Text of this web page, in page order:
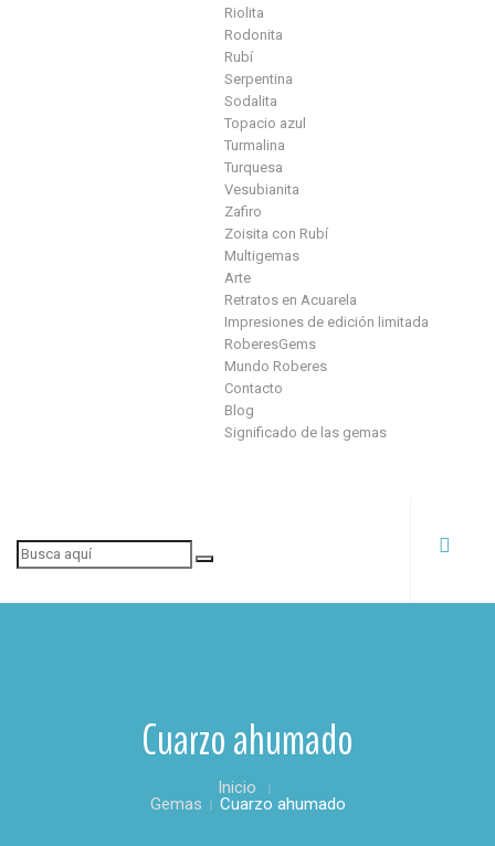
Riolita
Rodonita
Rubí
Serpentina
Sodalita
Topacio azul
Turmalina
Turquesa
Vesubianita
Zafiro
Zoisita con Rubí
Multigemas
Arte
Retratos en Acuarela
Impresiones de edición limitada
RoberesGems
Mundo Roberes
Contacto
Blog
Significado de las gemas
Cuarzo ahumado
Inicio
Gemas
Cuarzo ahumado